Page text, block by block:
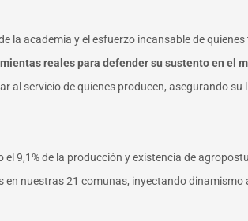
la academia y el esfuerzo incansable de
reales para defender su sustento en el
al servicio de quienes producen, asegurando
9,1% de la producción y existencia de
nuestras 21 comunas, inyectando